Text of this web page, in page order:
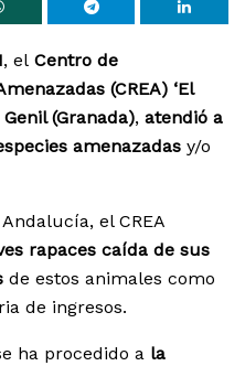
, el Centro de
(CREA) ‘El
(Granada), atendió a
amenazadas y/o
el CREA
rapaces caída de sus
de estos animales como
de ingresos.
ha procedido a la